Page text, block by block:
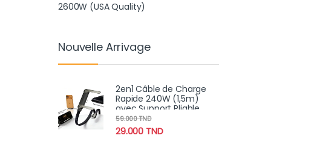
2600W (USA Quality)
Nouvelle Arrivage
2en1 Câble de Charge
Rapide 240W (1,5m)
avec Support Pliable
Intégré – Cordon
Robuste pour
Smartphones et
29.000 TND
59.000TND